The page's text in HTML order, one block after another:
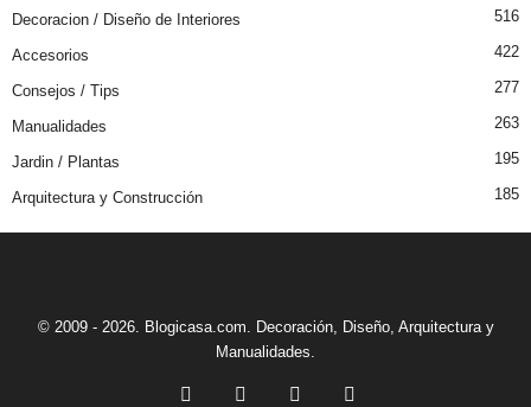
Decoracion / Diseño de Interiores 516
Accesorios 422
Consejos / Tips 277
Manualidades 263
Jardin / Plantas 195
Arquitectura y Construcción 185
© 2009 - 2026. Blogicasa.com. Decoración, Diseño, Arquitectura y
Manualidades.